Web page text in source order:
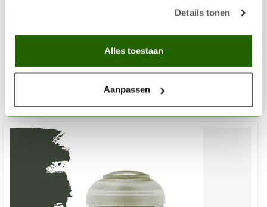
Details tonen
Alles toestaan
Aanpassen
€6,30